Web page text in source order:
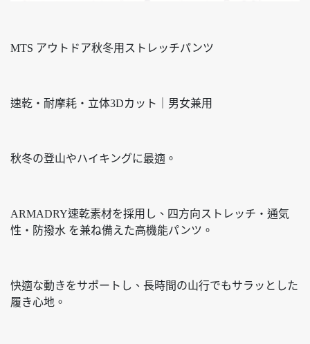
MTS アウトドア秋冬用ストレッチパンツ
速乾・耐摩耗・立体3Dカット｜男女兼用
秋冬の登山やハイキングに最適。
ARMADRY速乾素材を採用し、四方向ストレッチ・通気
性・防撥水 を兼ね備えた高機能パンツ。
快適な動きをサポートし、長時間の山行でもサラッとした
履き心地。